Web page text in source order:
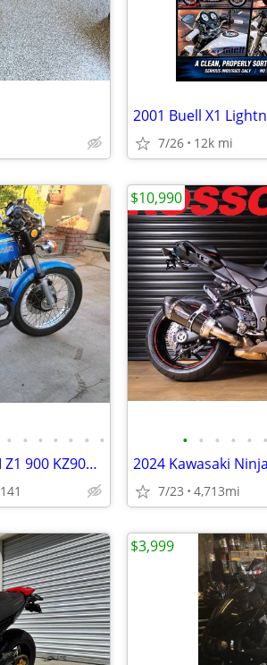
2001 Buell X1
7/26 12k mi
• • • • • • •
$$$ WANTED OLDER KAWASAKI Z1 900 KZ900 Z1R H1 H2 MK2 KZ1000 $$$
• • • • • •
2024 Kawasaki
7/23 4,713mi
$10,990
$3,999